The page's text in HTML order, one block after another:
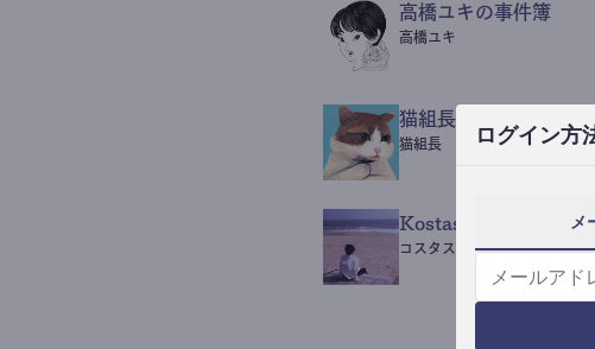
ログイン方
メ
高橋ユキの事件簿
高橋ユキ
猫組長POST
猫組長
Kostas Beauty News
コスタス